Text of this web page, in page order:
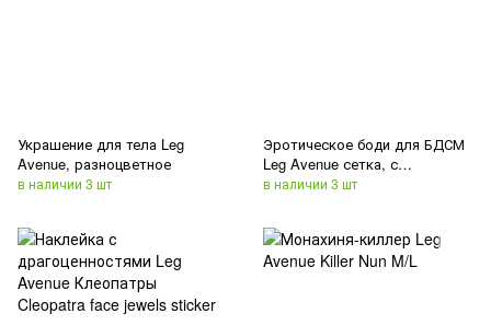
Украшение для тела Leg
Avenue, разноцветное
в наличии 3 шт
Эротическое боди для БДСМ
Leg Avenue сетка, с
удлиненными рукавами, с
в наличии 3 шт